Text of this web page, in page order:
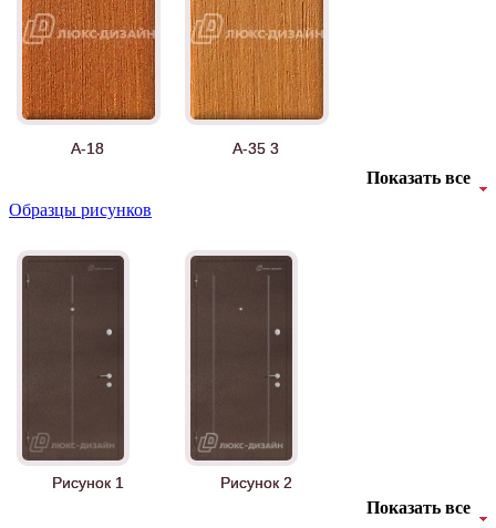
А-18 А-35 3
Показать все
Образцы рисунков
Рисунок 1 Рисунок 2
Показать все